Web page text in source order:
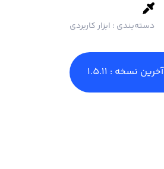
دسته‌بندی : ابزار کاربردی
آخرین نسخه : 1.5.11